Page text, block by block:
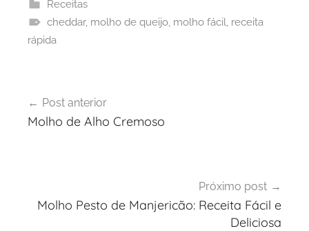
Receitas
cheddar, molho de queijo, molho fácil, receita
rápida
de
Post anterior
Molho de Alho Cremoso
Próximo post
Molho Pesto de Manjericão: Receita Fácil e
Deliciosa